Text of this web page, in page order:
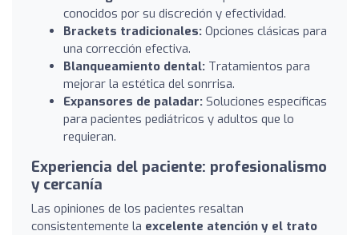
conocidos por su discreción y efectividad.
Brackets tradicionales: Opciones clásicas para
una corrección efectiva.
Blanqueamiento dental: Tratamientos para
mejorar la estética del sonrrisa.
Expansores de paladar: Soluciones específicas
para pacientes pediátricos y adultos que lo
requieran.
Experiencia del paciente: profesionalismo
y cercanía
Las opiniones de los pacientes resaltan
consistentemente la excelente atención y el trato